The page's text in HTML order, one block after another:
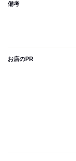
備考
お店のPR